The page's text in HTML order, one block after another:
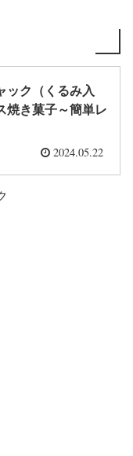
ック（くるみ入
焼き菓子～簡単レ
2024.05.22